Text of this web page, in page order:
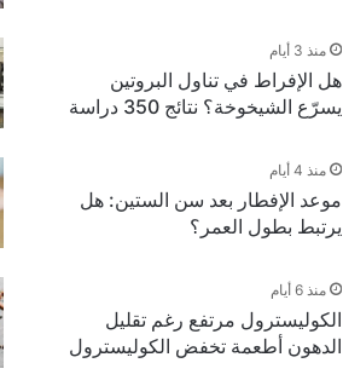
منذ 3 أيام
هل الإفراط في تناول البروتين
يسرّع الشيخوخة؟ نتائج 350 دراسة
منذ 4 أيام
موعد الإفطار بعد سن الستين: هل
يرتبط بطول العمر؟
منذ 6 أيام
الكوليسترول مرتفع رغم تقليل
الدهون أطعمة تخفض الكوليسترول